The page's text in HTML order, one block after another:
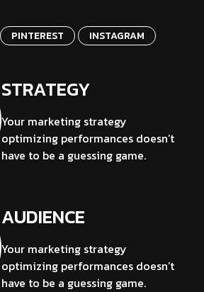
PINTEREST INSTAGRAM
STRATEGY
Your marketing strategy
optimizing performances doesn’t
have to be a guessing game.
AUDIENCE
Your marketing strategy
optimizing performances doesn’t
have to be a guessing game.